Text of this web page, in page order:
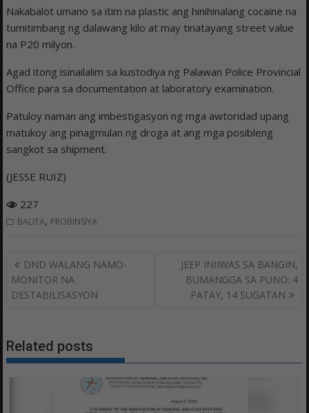
Nakabalot umano sa itim na plastic ang hinihinalang cocaine na
tumitimbang ng dalawang kilo at may tinatayang street value
na P20 milyon.
Agad itong isinailalim sa kustodiya ng Palawan Police Provincial
Office para sa documentation at laboratory examination.
Patuloy naman ang imbestigasyon ng mga awtoridad upang
matukoy ang pinagmulan ng droga at ang mga posibleng
sangkot sa shipment.
(JESSE RUIZ)
227
BALITA, PROBINSIYA
Post
navigation
DND WALANG NAMO-
MONITOR NA
DESTABILISASYON
JEEP INIIWAS SA BANGIN,
BUMANGGA SA PUNO: 4
PATAY, 14 SUGATAN
Related posts